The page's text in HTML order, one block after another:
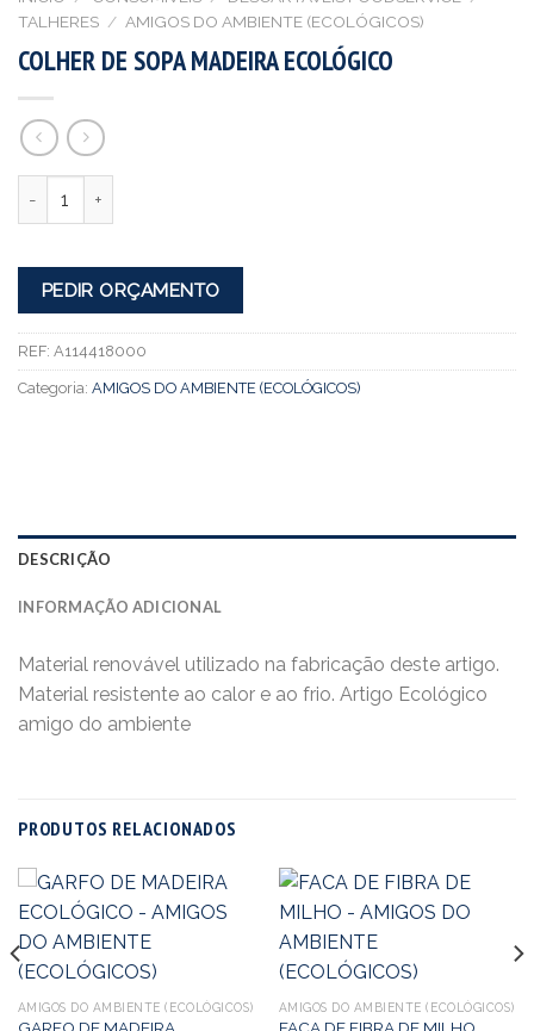
TALHERES / AMIGOS DO AMBIENTE (ECOLÓGICOS)
COLHER DE SOPA MADEIRA ECOLÓGICO
PEDIR ORÇAMENTO
REF: A114418000
Categoria: AMIGOS DO AMBIENTE (ECOLÓGICOS)
DESCRIÇÃO
INFORMAÇÃO ADICIONAL
Material renovável utilizado na fabricação deste artigo.
Material resistente ao calor e ao frio. Artigo Ecológico
amigo do ambiente
PRODUTOS RELACIONADOS
AMIGOS DO AMBIENTE (ECOLÓGICOS)
GARFO DE MADEIRA
AMIGOS DO AMBIENTE (ECOLÓGICOS)